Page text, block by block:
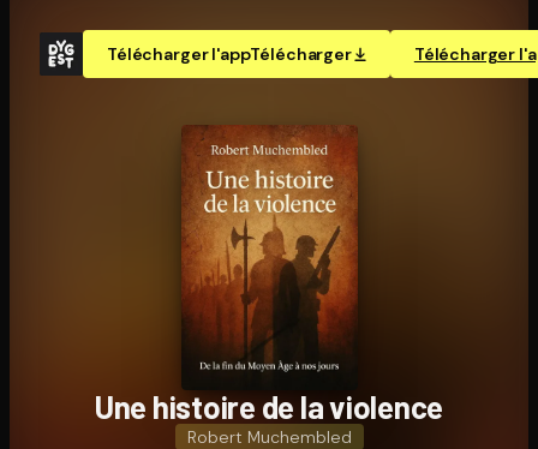
Télécharger l'appTélécharger Télécharger
Une histoire de la violence
Robert Muchembled